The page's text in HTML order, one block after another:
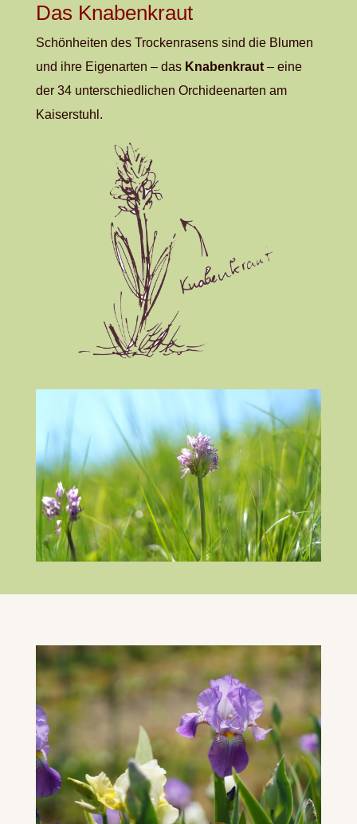
Das Knabenkraut
Schönheiten des Trockenrasens sind die Blumen
und ihre Eigenarten – das Knabenkraut – eine
der 34 unterschiedlichen Orchideenarten am
Kaiserstuhl.